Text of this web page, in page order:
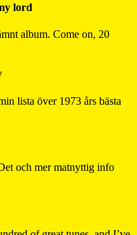
lord
album. Come on, 20
lista över 1973 års bästa
och mer matnyttig info